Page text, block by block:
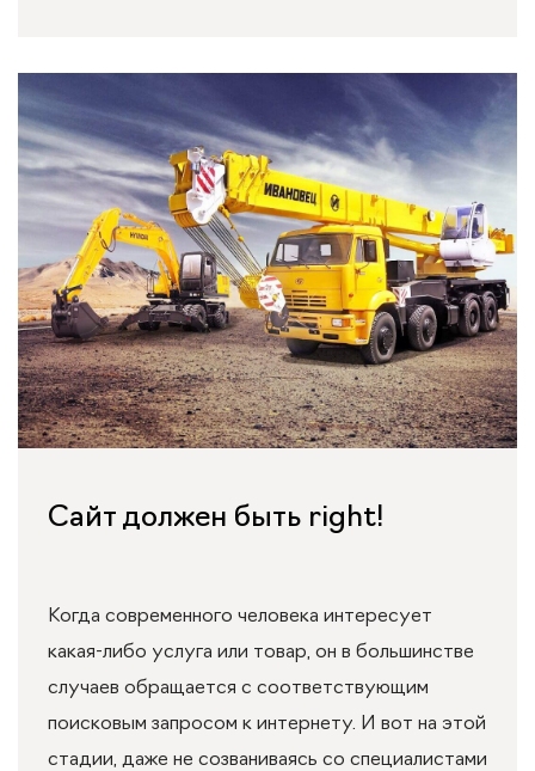
Сайт должен быть right!
Когда современного человека интересует
какая-либо услуга или товар, он в большинстве
случаев обращается с соответствующим
поисковым запросом к интернету. И вот на этой
стадии, даже не созваниваясь со специалистами